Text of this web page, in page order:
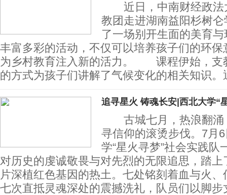
近日，中南财经政法
教团走进湖南益阳杉树
了一场别开生面的美育
丰富多彩的活动，不仅可以培养孩子们的环
为乡村教育注入新的活力。 课程伊始，支
的方式为孩子们讲解了气候变化的相关知识
追寻星火 铸魂长安|西北大学“
古城七月，热浪翻涌
寻信仰的滚烫步伐。7月
学“星火寻梦”社会实践队
对历史的虔诚敬畏与对先烈的无限追思，踏
片深植红色基因的热土。七处铭刻着血与火
七次直抵灵魂深处的震撼洗礼，队员们以脚